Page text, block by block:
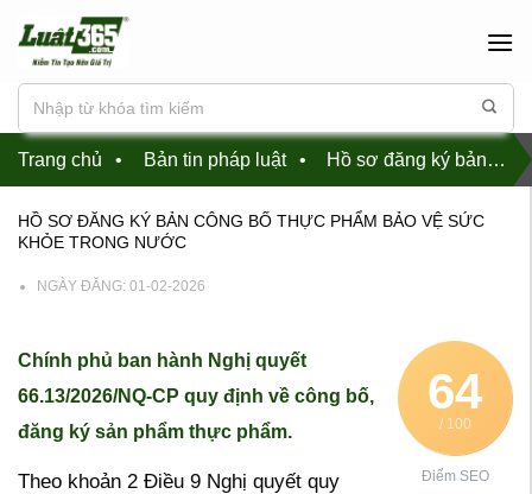
đến
dung
Trang chủ • Bản tin pháp luật • Hồ sơ đăng ký bản công bố thực phẩm bảo vệ sức khỏe trong nước
HỒ SƠ ĐĂNG KÝ BẢN CÔNG BỐ THỰC PHẨM BẢO VỆ SỨC
KHỎE TRONG NƯỚC
NGÀY ĐĂNG: 01-02-2026
64
/ 100
Điểm SEO
Chính phủ ban hành Nghị quyết
66.13/2026/NQ-CP quy định về công bố,
đăng ký sản phẩm thực phẩm.
Theo khoản 2 Điều 9 Nghị quyết quy